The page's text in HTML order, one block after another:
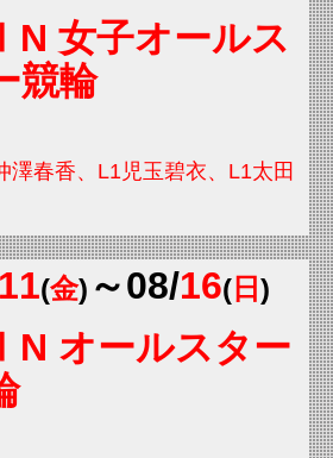
女子オールス
競輪
澤春香、 L1児玉碧衣、 L1太田
(金) ～08/16(日 )
オールスター